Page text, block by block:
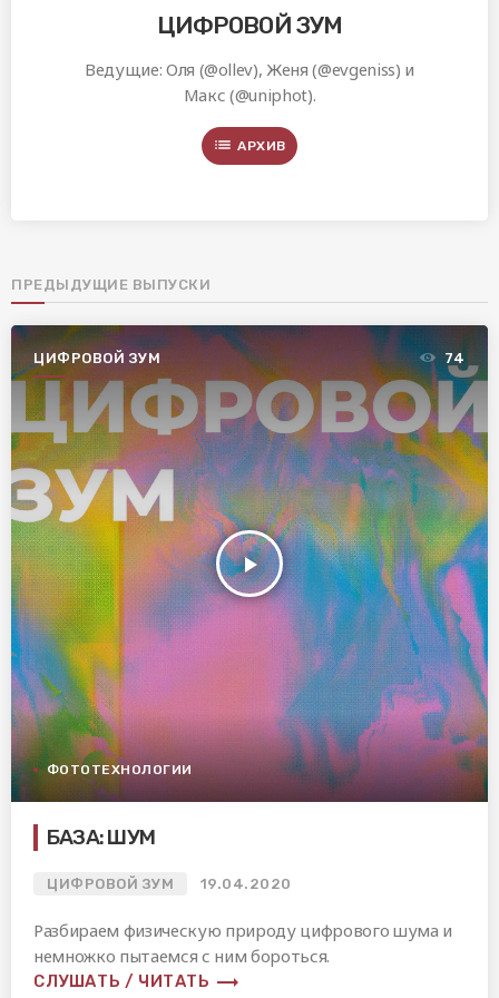
ЦИФРОВОЙ ЗУМ
Ведущие: Оля (@ollev), Женя (@evgeniss) и
Макс (@uniphot).
list АРХИВ
ПРЕДЫДУЩИЕ ВЫПУСКИ
ЦИФРОВОЙ ЗУМ
play_arrow
74
ФОТОТЕХНОЛОГИИ
БАЗА: ШУМ
ЦИФРОВОЙ ЗУМ 19.04.2020
Разбираем физическую природу цифрового шума и
немножко пытаемся с ним бороться.
СЛУШАТЬ / ЧИТАТЬ trending_flat